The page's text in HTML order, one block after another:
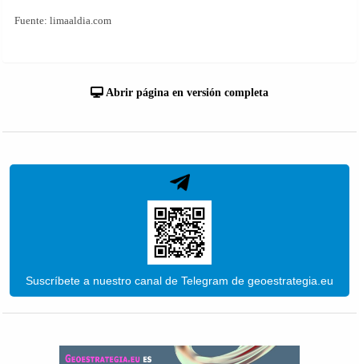
Fuente: limaaldia.com
Abrir página en versión completa
Suscríbete a nuestro canal de Telegram de geoestrategia.eu